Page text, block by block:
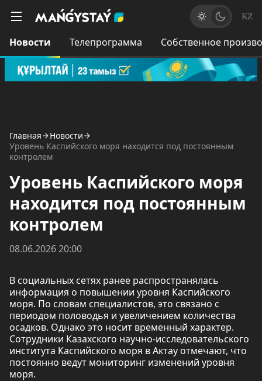
KZ
Новости Телепрограмма Собственное
Главная
Новости
Уровень Каспийского моря находится под постоянным
контролем
Уровень Каспийского моря
находится под постоянным
контролем
08.06.2026 20:00
В социальных сетях ранее распространялась
информация о повышении уровня Каспийского
моря. По словам специалистов, это связано с
периодом половодья и увеличением количества
осадков. Однако это носит временный характер.
Сотрудники Казахского научно-исследовательского
института Каспийского моря в Актау отмечают, что
постоянно ведут мониторинг изменений уровня
моря.